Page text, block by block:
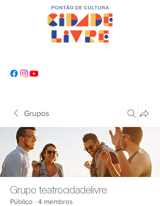
Grupos
Grupo teatrocidadelivre
Público · 4 membros